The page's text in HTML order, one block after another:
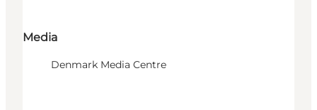
Media
Denmark Media Centre